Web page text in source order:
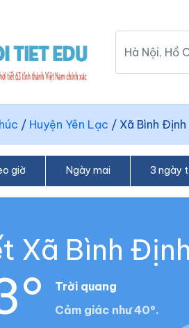
/ Huyện Yên Lạc / Xã Bình Định
giờ Ngày mai 3 ngày
Xã Bình Định
Trời quang
Cảm giác như 40°.